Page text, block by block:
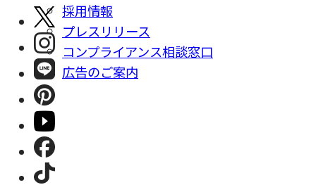
採⽤情報
プレスリリース
コンプライアンス相談窓⼝
広告のご案内